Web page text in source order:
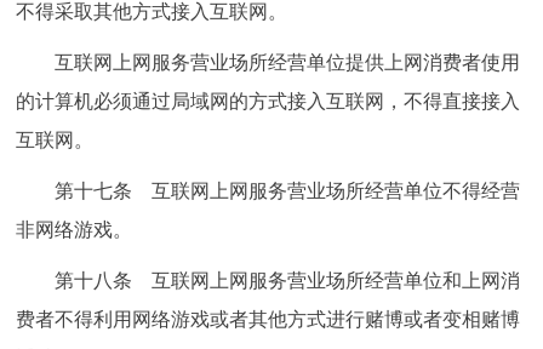
不得采取其他方式接入互联网。
互联网上网服务营业场所经营单位提供上网消费者使用
的计算机必须通过局域网的方式接入互联网，不得直接接入
互联网。
第十七条 互联网上网服务营业场所经营单位不得经营
非网络游戏。
第十八条 互联网上网服务营业场所经营单位和上网消
费者不得利用网络游戏或者其他方式进行赌博或者变相赌博